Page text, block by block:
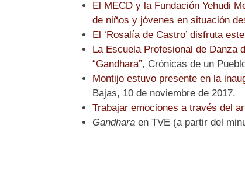
El MECD y la Fundación Yehudi
de niños y jóvenes en situación
El ‘Rosalía de Castro’ disfruta
La Escuela Profesional de Danza
“Gandhara”, Crónicas de un
Montijo estuvo presente en la
Bajas, 10 de noviembre de 2017.
Trabajar emociones a través del
Gandharaen TVE (a partir del